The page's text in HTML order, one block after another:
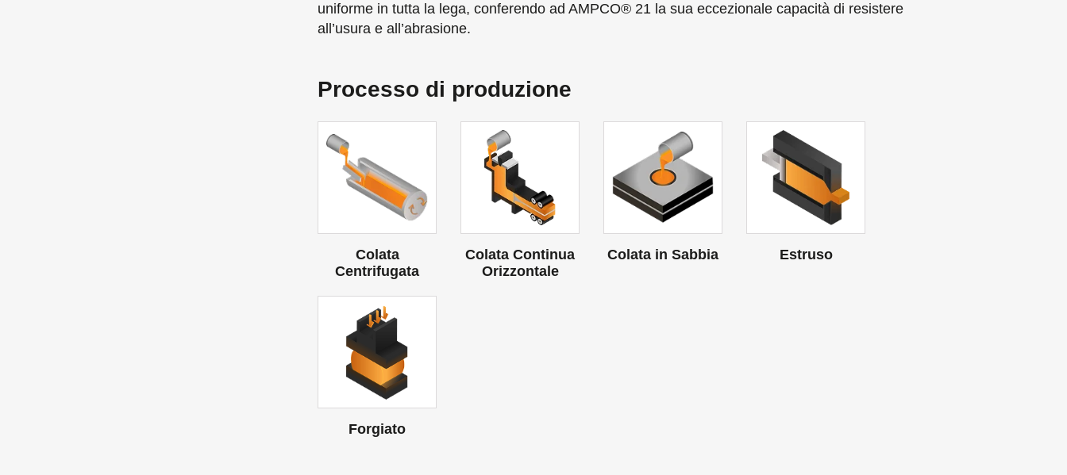
uniforme in tutta la lega, conferendo ad AMPCO® 21 la sua eccezionale capacità di resistere
all’usura e all’abrasione.
Processo di produzione
Colata
Centrifugata
Colata Continua
Orizzontale
Colata in Sabbia Estruso
Forgiato